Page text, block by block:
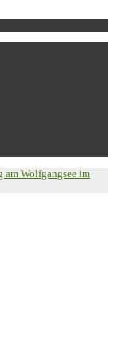
am Wolfgangsee im